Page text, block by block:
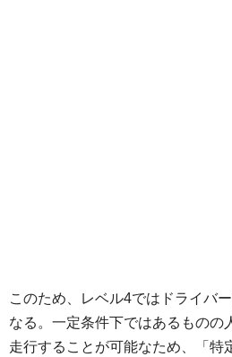
このため、レベル4ではドライバ
なる。一定条件下ではあるものの
走行することが可能なため、「特